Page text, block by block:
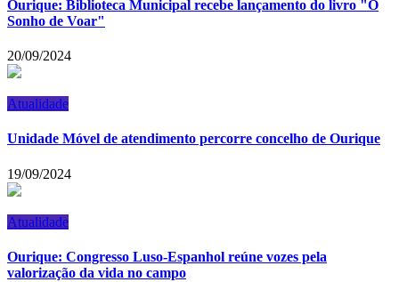
Ourique: Biblioteca Municipal recebe lançamento do livro "O
Sonho de Voar"
20/09/2024
Atualidade
Unidade Móvel de atendimento percorre concelho de Ourique
19/09/2024
Atualidade
Ourique: Congresso Luso-Espanhol reúne vozes pela
valorização da vida no campo